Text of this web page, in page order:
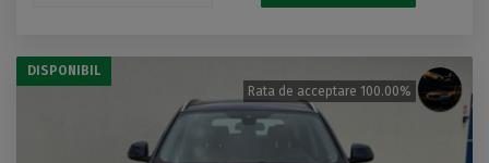
Rata de acceptare 100.00%
DISPONIBIL